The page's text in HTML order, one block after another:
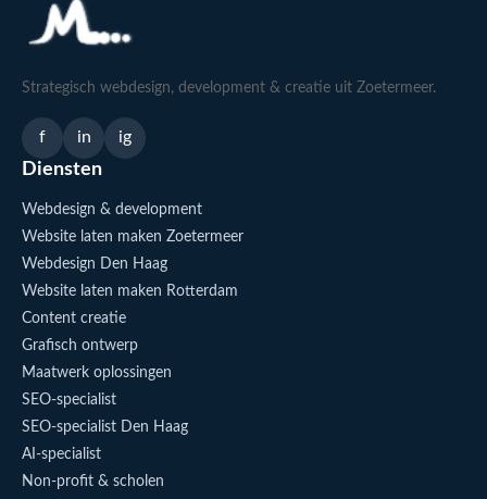
Strategisch webdesign, development & creatie uit Zoetermeer.
f in ig
Diensten
Webdesign & development
Website laten maken Zoetermeer
Webdesign Den Haag
Website laten maken Rotterdam
Content creatie
Grafisch ontwerp
Maatwerk oplossingen
SEO-specialist
SEO-specialist Den Haag
AI-specialist
Non-profit & scholen